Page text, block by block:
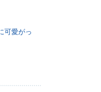
可愛がっ